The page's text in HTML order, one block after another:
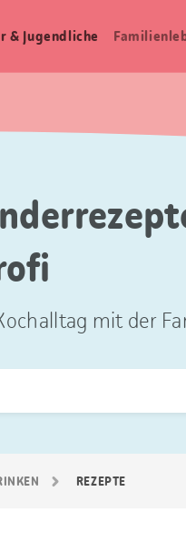
& Jugendliche
mit der
REZEPTE